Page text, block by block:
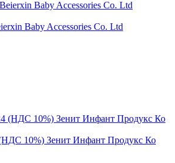
Baby Accessories Co. Ltd
(НДС 10%) Зенит Инфант Продукс Ко